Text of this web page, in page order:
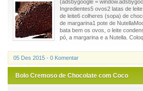
(adsbygoogle =
Ingredientes5 ovos2 latas de
de leite6 colheres (sopa) de
de margarina1 pote de
bata bem os ovos, o leite
pó, a margarina e a Nutella.
05 Des 2015 - 0 Komentar
Bolo Cremoso de Chocolate com Coco